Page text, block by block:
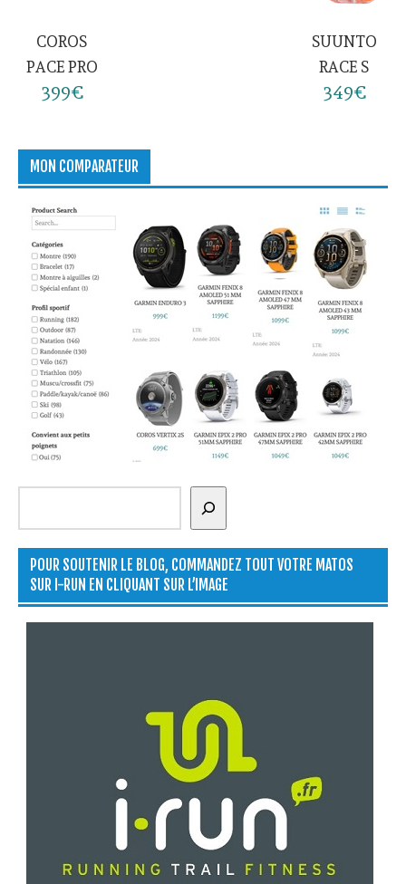
COROS
PACE PRO
399€
SUUNTO
RACE S
349€
MON COMPARATEUR
Rechercher
POUR SOUTENIR LE BLOG, COMMANDEZ TOUT VOTRE MATOS
SUR I-RUN EN CLIQUANT SUR L’IMAGE